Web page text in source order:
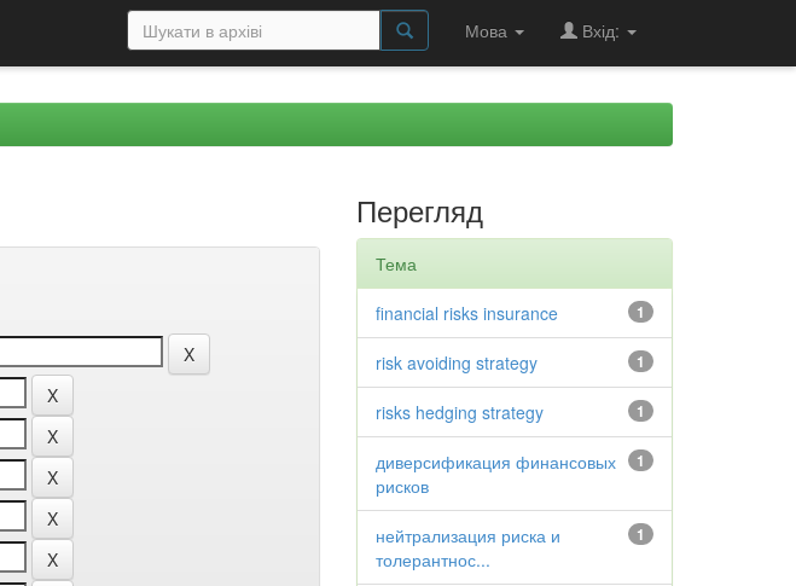
Мова Вхід:
Перегляд
Тема
1
financial risks insurance
1
risk avoiding strategy
1
risks hedging strategy
1
диверсификация финансовых
рисков
1
нейтрализация риска и
толерантнос...